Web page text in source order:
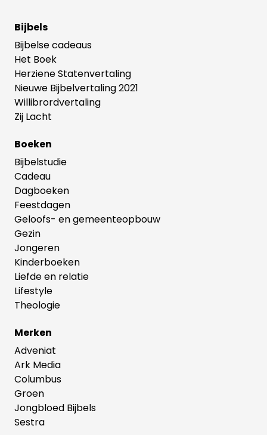
Bijbels
Bijbelse cadeaus
Het Boek
Herziene Statenvertaling
Nieuwe Bijbelvertaling 2021
Willibrordvertaling
Zij Lacht
Boeken
Bijbelstudie
Cadeau
Dagboeken
Feestdagen
Geloofs- en gemeenteopbouw
Gezin
Jongeren
Kinderboeken
Liefde en relatie
Lifestyle
Theologie
Merken
Adveniat
Ark Media
Columbus
Groen
Jongbloed Bijbels
Sestra